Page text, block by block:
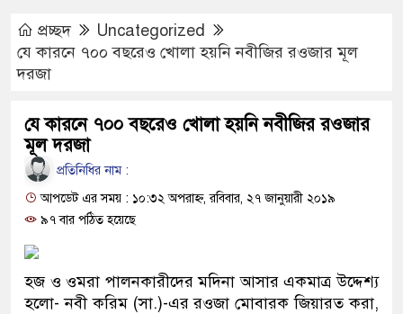
রিকশা
মানবিক অঙ্গীকার ধারণ করে ড্যাব
উদ্ধার
প্রচ্ছদ
Uncategorized
যে কারনে ৭০০ বছরেও খোলা হয়নি নবীজির রওজার মূল
দরজা
যে কারনে ৭০০ বছরেও খোলা হয়নি নবীজির রওজার
মূল দরজা
প্রতিনিধির নাম :
আপডেট এর সময় : ১০:৩২ অপরাহ্ন, রবিবার, ২৭ জানুয়ারী ২০১৯
৯৭ বার পঠিত হয়েছে
হজ ও ওমরা পালনকারীদের মদিনা আসার একমাত্র উদ্দেশ্য
হলো- নবী করিম (সা.)-এর রওজা মোবারক জিয়ারত করা,